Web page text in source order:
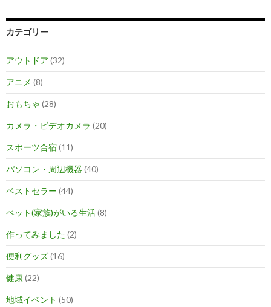
カテゴリー
アウトドア (32)
アニメ (8)
おもちゃ (28)
カメラ・ビデオカメラ (20)
スポーツ合宿(11)
パソコン・周辺機器 (40)
ベストセラー (44)
ペット(家族)がいる生活(8)
作ってみました (2)
便利グッズ(16)
健康(22)
地域イベント (50)